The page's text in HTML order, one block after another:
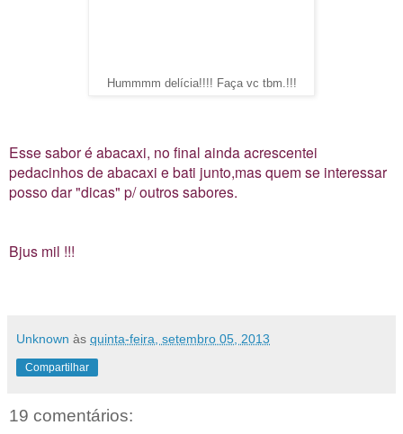
Hummmm delícia!!!! Faça vc tbm.!!!
Esse sabor é abacaxi, no final ainda acrescentei
pedacinhos de abacaxi e bati junto,mas quem se interessar
posso dar "dicas" p/ outros sabores.
Bjus mil !!!
Unknown às quinta-feira, setembro 05, 2013
Compartilhar
19 comentários: